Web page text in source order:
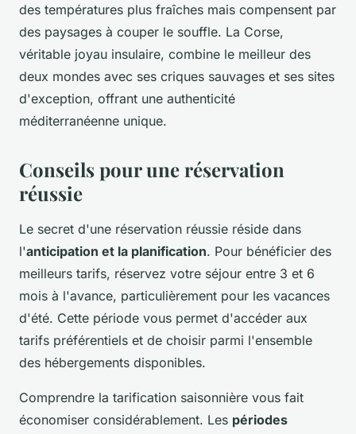
des températures plus fraîches mais compensent par
des paysages à couper le souffle. La Corse,
véritable joyau insulaire, combine le meilleur des
deux mondes avec ses criques sauvages et ses sites
d'exception, offrant une authenticité
méditerranéenne unique.
Conseils pour une réservation
réussie
Le secret d'une réservation réussie réside dans
l'anticipation et la planification. Pour bénéficier des
meilleurs tarifs, réservez votre séjour entre 3 et 6
mois à l'avance, particulièrement pour les vacances
d'été. Cette période vous permet d'accéder aux
tarifs préférentiels et de choisir parmi l'ensemble
des hébergements disponibles.
Comprendre la tarification saisonnière vous fait
économiser considérablement. Les périodes